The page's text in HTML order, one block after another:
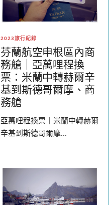
2023旅行紀錄
芬蘭航空申根區內商
務艙｜亞萬哩程換
票：米蘭中轉赫爾辛
基到斯德哥爾摩 、 商
務艙
亞萬哩程換票｜米蘭中轉赫爾
辛基到斯德哥爾摩...